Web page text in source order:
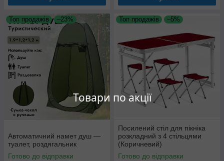
Товари по акції
Топ продажів –23%
Автоматичний намет душ —
туалет, роздягальник
Готово до відправки
Топ продажів –5%
Посилений стіл для пікніка
розкладний з 4 стільцями
(Коричневий)
Готово до відправки